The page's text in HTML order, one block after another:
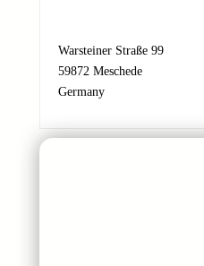
l
-
A
r
Warsteiner Straße 99
59872 Meschede
Germany